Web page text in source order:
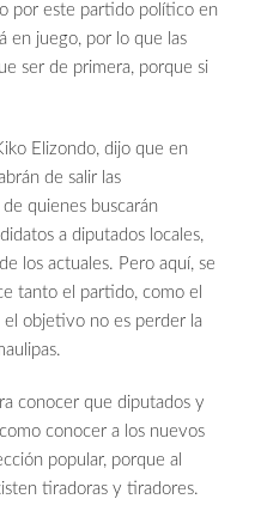
por este partido político en
en juego, por lo que las
ser de primera, porque si
Elizondo, dijo que en
de salir las
quienes buscarán
a diputados locales,
los actuales. Pero aquí, se
tanto el partido, como el
el objetivo no es perder la
conocer que diputados y
conocer a los nuevos
popular, porque al
tiradoras y tiradores.